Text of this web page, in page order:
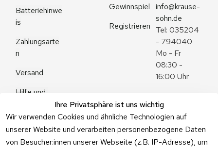
Ihre Privatsphäre ist uns wichtig
Wir verwenden Cookies und ähnliche Technologien auf
unserer Website und verarbeiten personenbezogene Daten
von Besucher:innen unserer Webseite (z.B. IP-Adresse), um
Batteriehinwe
is
Zahlungsarte
n
Versand
Hilfe und
Fragen
Gewinnspiel
Registrieren
info@krause-
sohn.de
Tel: 035204
- 794040
Mo - Fr
08:30 -
16:00 Uhr
Zum
Kontaktformu
lar